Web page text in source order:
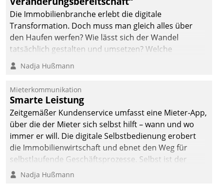
Die Immobilienbranche erlebt die digitale
Transformation. Doch muss man gleich alles über
den Haufen werfen? Wie lässt sich der Wandel
tatsächlich gestalten und umsetzen? Welche
Argumente zählen wirklich?
Nadja Hußmann
Mieterkommunikation
Smarte Leistung
Zeitgemäßer Kundenservice umfasst eine Mieter-App,
über die der Mieter sich selbst hilft – wann und wo
immer er will. Die digitale Selbstbedienung erobert
die Immobilienwirtschaft und ebnet den Weg für
selbstlaufende Geschäftsprozesse. Selbst ist der
Kunde und smart der Serviceanbieter.
Nadja Hußmann